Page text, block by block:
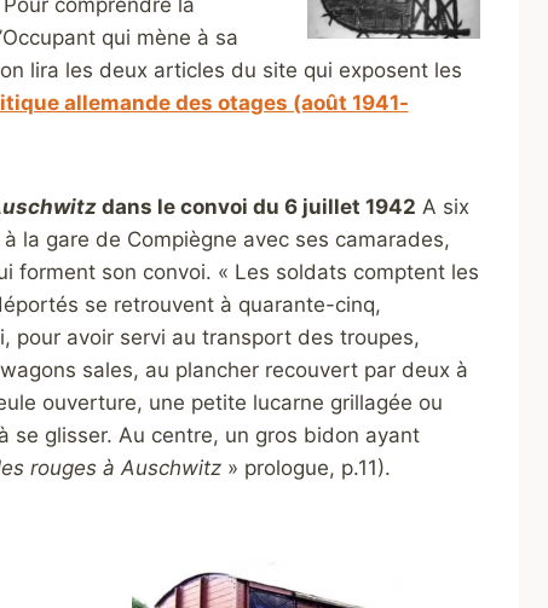
comprendre la
qui mène à sa
lira les deux articles du site qui exposent les
allemande des otages (août 1941-
dans le convoi du 6 juillet 1942 A six
la gare de Compiègne avec ses camarades,
forment son convoi. « Les soldats comptent les
se retrouvent à quarante-cinq,
pour avoir servi au transport des troupes,
sales, au plancher recouvert par deux à
ouverture, une petite lucarne grillagée ou
se glisser. Au centre, un gros bidon ayant
rouges à Auschwitz» prologue, p.11).